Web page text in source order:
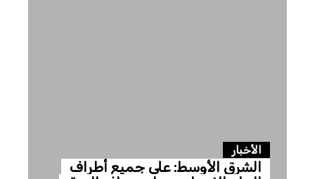
الأخبار
الشرق الأوسط: على جميع أطراف